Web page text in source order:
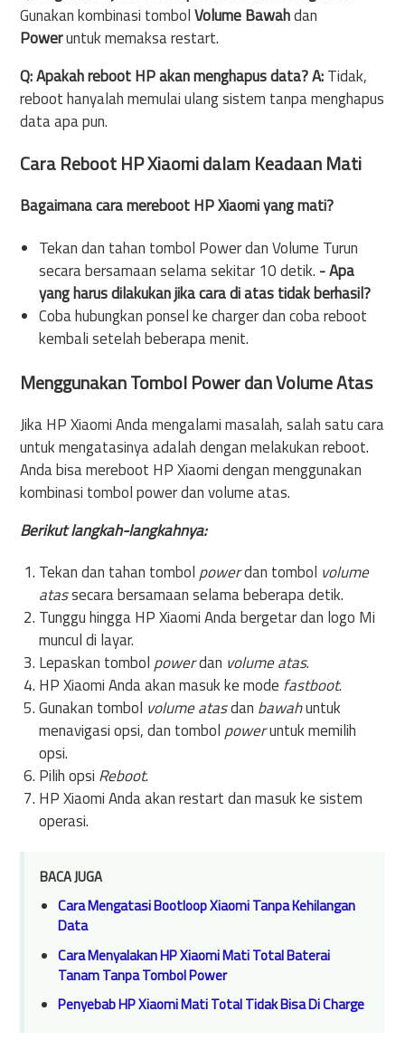
Gunakan kombinasi tombolVolume Bawahdan
Poweruntuk memaksa restart.
Q: Apakah reboot HP akan menghapus data?A:Tidak,
reboot hanyalah memulai ulang sistem tanpa menghapus
data apa pun.
Cara Reboot HP Xiaomi dalam Keadaan Mati
Bagaimana cara mereboot HP Xiaomi yang mati?
Tekan dan tahan tombol Power dan Volume Turun
secara bersamaan selama sekitar 10 detik. - Apa
yang harus dilakukan jika cara di atas tidak berhasil?
Coba hubungkan ponsel ke charger dan coba reboot
kembali setelah beberapa menit.
Menggunakan Tombol Power dan Volume Atas
Jika HP Xiaomi Anda mengalami masalah, salah satu cara
untuk mengatasinya adalah dengan melakukan reboot.
Anda bisa mereboot HP Xiaomi dengan menggunakan
kombinasi tombol power dan volume atas.
Berikut langkah-langkahnya:
Tekan dan tahan tombol powerdan tombol volume
atassecara bersamaan selama beberapa detik.
Tunggu hingga HP Xiaomi Anda bergetar dan logo Mi
muncul di layar.
Lepaskan tombol powerdan volume atas.
HP Xiaomi Anda akan masuk ke mode fastboot.
Gunakan tombol volume atasdan bawahuntuk
menavigasi opsi, dan tombol poweruntuk memilih
opsi.
Pilih opsi Reboot.
HP Xiaomi Anda akan restart dan masuk ke sistem
operasi.
BACA JUGA
Cara Mengatasi Bootloop Xiaomi Tanpa Kehilangan
Data
Cara Menyalakan HP Xiaomi Mati Total Baterai
Tanam Tanpa Tombol Power
Penyebab HP Xiaomi Mati Total Tidak Bisa Di Charge